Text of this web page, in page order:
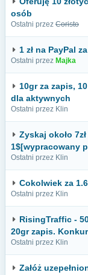
osób
Ostatni przez Coristo
1 zł na PayPal
Ostatni przez Majka
10gr za zapis,
dla aktywnych
Ostatni przez Klin
Zyskaj około
1$[wypracowany
Ostatni przez Klin
Cokolwiek za
Ostatni przez Klin
RisingTraffic -
20gr zapis.
Ostatni przez Klin
Załóż